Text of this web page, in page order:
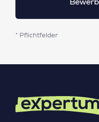
* Pflichtfelder